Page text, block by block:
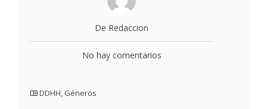
De Redaccion
No hay comentarios
DDHH, Géneros